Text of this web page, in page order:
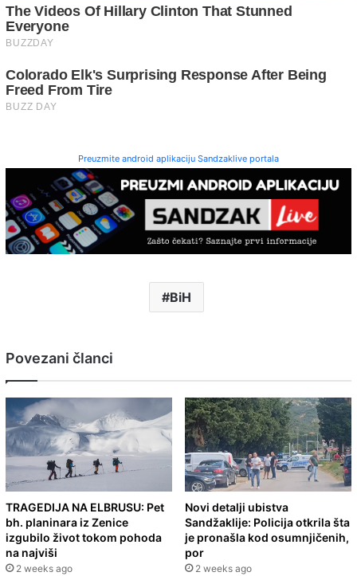
Preuzmite android aplikaciju Sandzaklive portala
BiH
Povezani članci
TRAGEDIJA NA ELBRUSU: Pet
bh. planinara iz Zenice
izgubilo život tokom pohoda
na najviši
2 weeks ago
Novi detalji ubistva
Sandžaklije: Policija otkrila šta
je pronašla kod osumnjičenih,
por
2 weeks ago